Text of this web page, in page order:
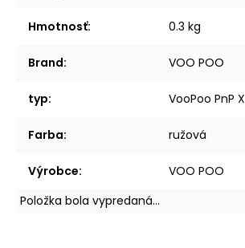
Hmotnosť: 0.3 kg
Brand: VOO POO
typ: VooPoo PnP X
Farba: ružová
Výrobce:
VOO POO
Položka bola vypredaná…